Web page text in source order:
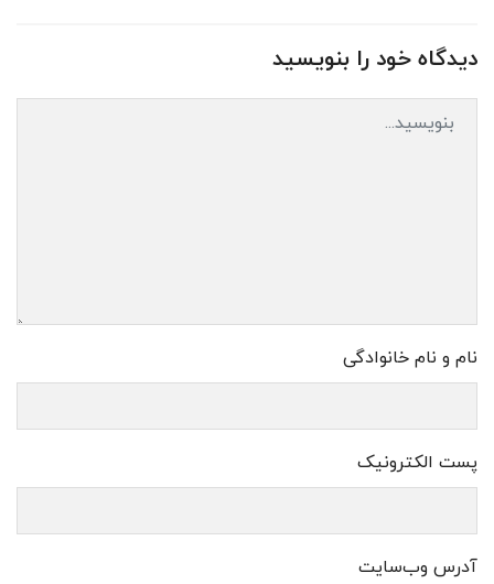
دیدگاه خود را بنویسید
نام و نام خانوادگی
پست الکترونیک
آدرس وب‌سایت